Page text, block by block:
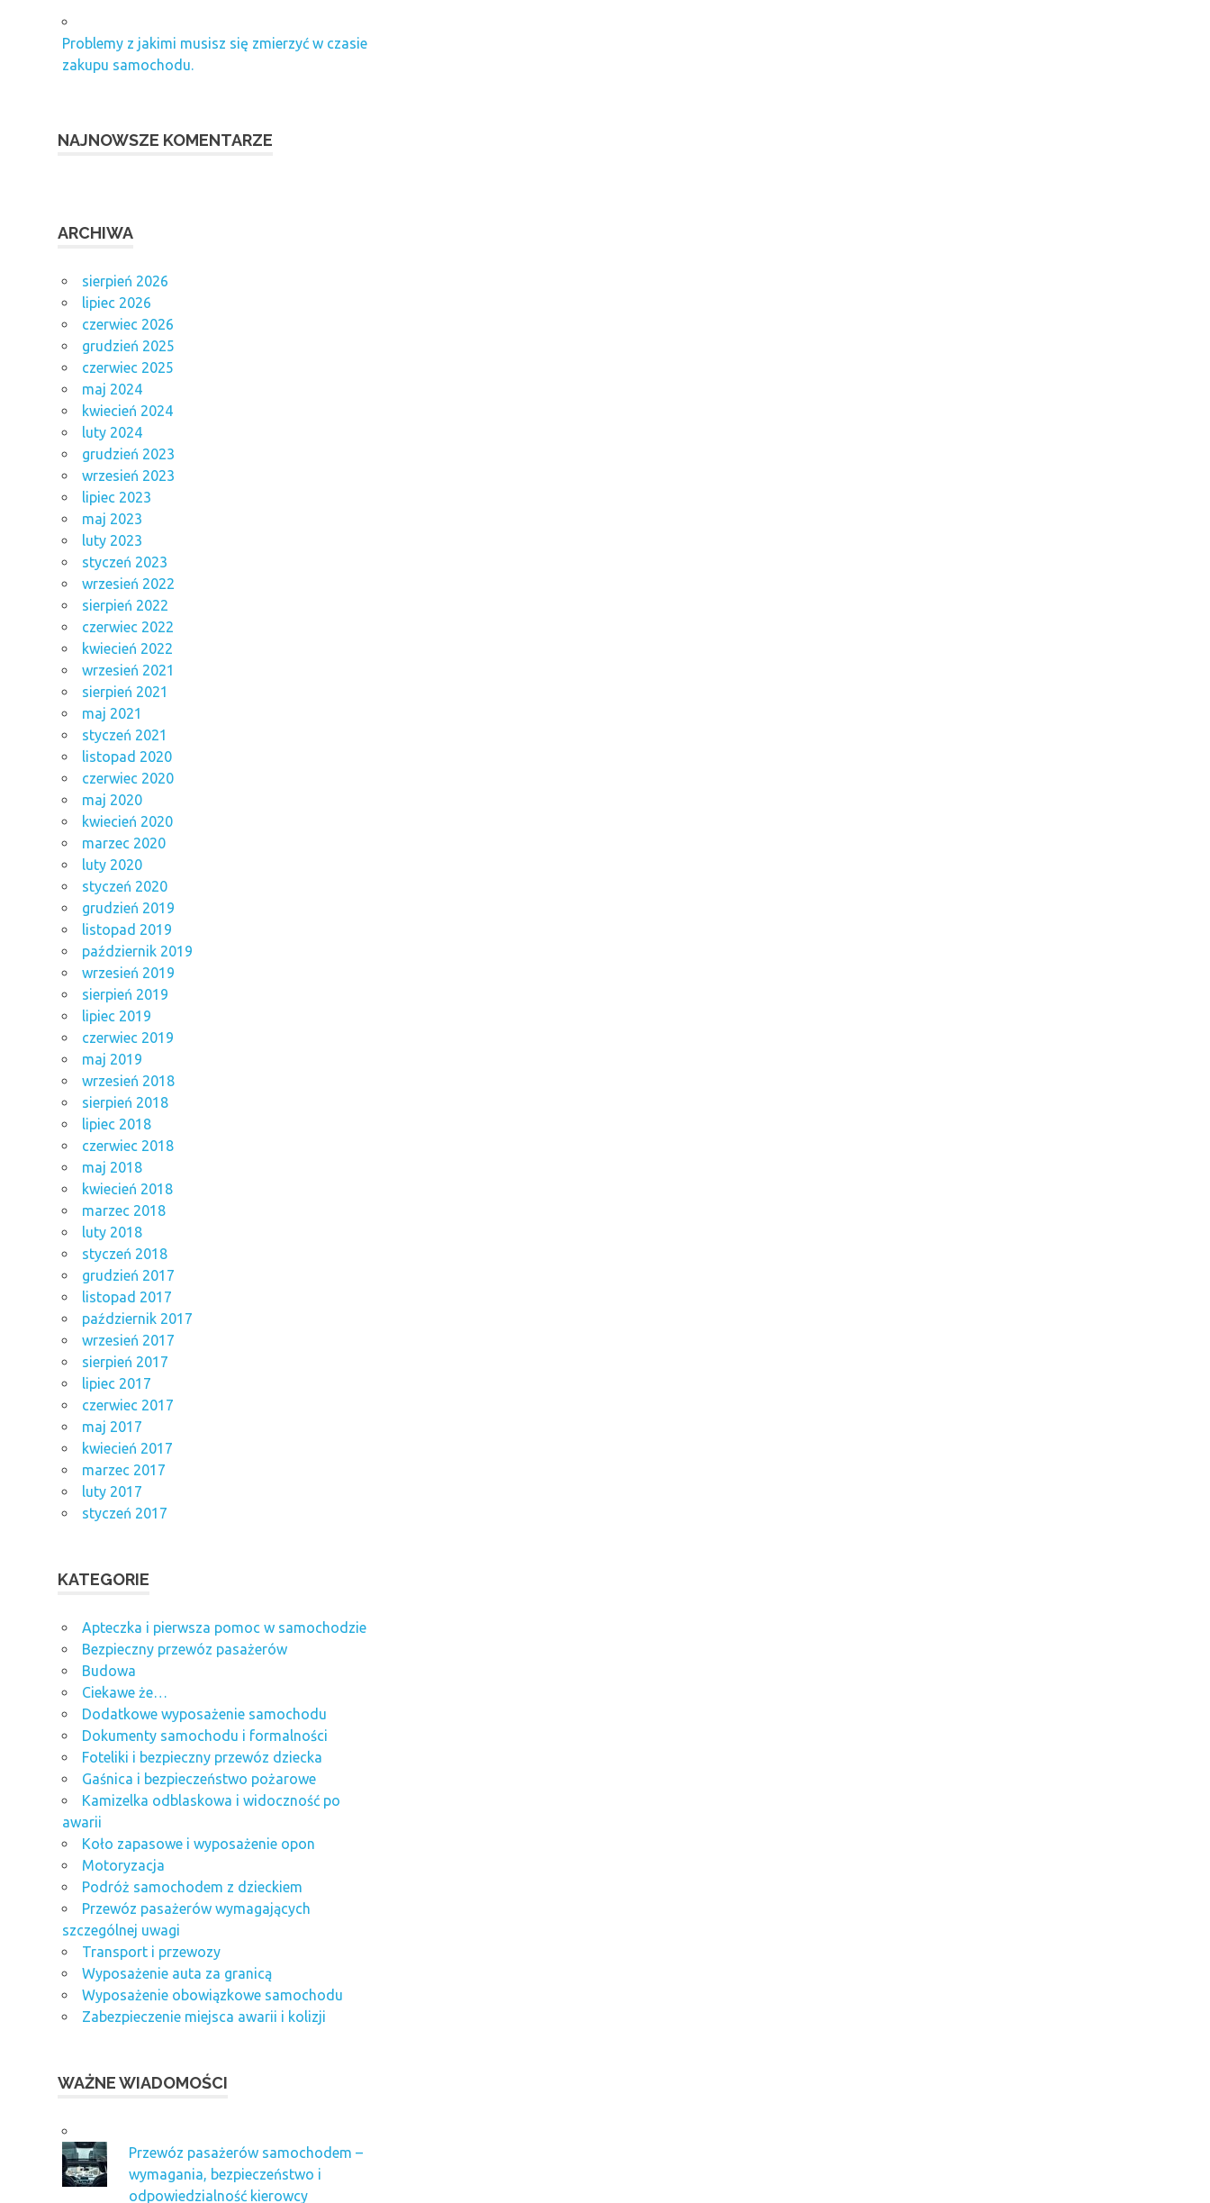
Problemy z jakimi musisz się zmierzyć w czasie
zakupu samochodu.
NAJNOWSZE KOMENTARZE
ARCHIWA
sierpień 2026
lipiec 2026
czerwiec 2026
grudzień 2025
czerwiec 2025
maj 2024
kwiecień 2024
luty 2024
grudzień 2023
wrzesień 2023
lipiec 2023
maj 2023
luty 2023
styczeń 2023
wrzesień 2022
sierpień 2022
czerwiec 2022
kwiecień 2022
wrzesień 2021
sierpień 2021
maj 2021
styczeń 2021
listopad 2020
czerwiec 2020
maj 2020
kwiecień 2020
marzec 2020
luty 2020
styczeń 2020
grudzień 2019
listopad 2019
październik 2019
wrzesień 2019
sierpień 2019
lipiec 2019
czerwiec 2019
maj 2019
wrzesień 2018
sierpień 2018
lipiec 2018
czerwiec 2018
maj 2018
kwiecień 2018
marzec 2018
luty 2018
styczeń 2018
grudzień 2017
listopad 2017
październik 2017
wrzesień 2017
sierpień 2017
lipiec 2017
czerwiec 2017
maj 2017
kwiecień 2017
marzec 2017
luty 2017
styczeń 2017
KATEGORIE
Apteczka i pierwsza pomoc w samochodzie
Bezpieczny przewóz pasażerów
Budowa
Ciekawe że…
Dodatkowe wyposażenie samochodu
Dokumenty samochodu i formalności
Foteliki i bezpieczny przewóz dziecka
Gaśnica i bezpieczeństwo pożarowe
Kamizelka odblaskowa i widoczność po
awarii
Koło zapasowe i wyposażenie opon
Motoryzacja
Podróż samochodem z dzieckiem
Przewóz pasażerów wymagających
szczególnej uwagi
Transport i przewozy
Wyposażenie auta za granicą
Wyposażenie obowiązkowe samochodu
Zabezpieczenie miejsca awarii i kolizji
WAŻNE WIADOMOŚCI
Przewóz pasażerów samochodem –
wymagania, bezpieczeństwo i
odpowiedzialność kierowcy